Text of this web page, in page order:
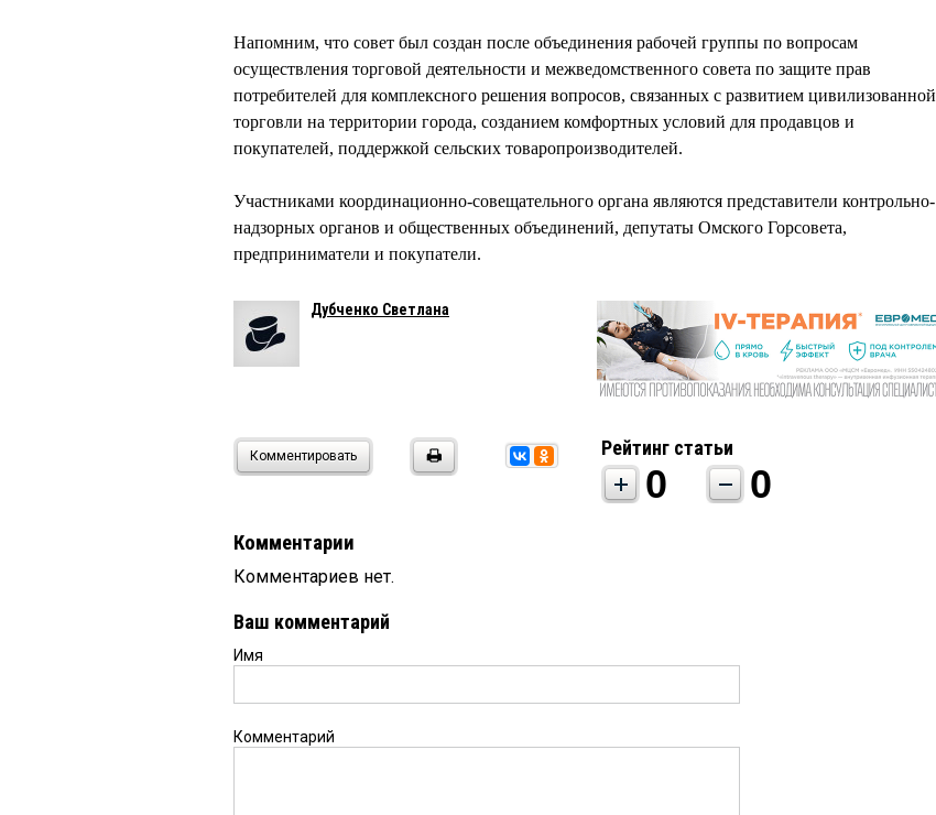
Напомним, что совет был создан после объединения рабочей группы по вопросам
осуществления торговой деятельности и межведомственного совета по защите прав
потребителей для комплексного решения вопросов, связанных с развитием цивилизованной
торговли на территории города, созданием комфортных условий для продавцов и
покупателей, поддержкой сельских товаропроизводителей.
Участниками координационно-совещательного органа являются представители контрольно-
надзорных органов и общественных объединений, депутаты Омского Горсовета,
предприниматели и покупатели.
Дубченко Светлана
Комментировать Рейтинг статьи
0 0
Комментарии
Комментариев нет.
Ваш комментарий
Имя
Комментарий